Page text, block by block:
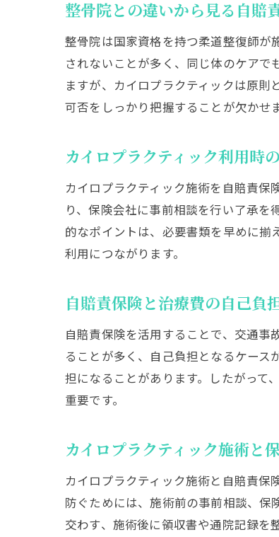
整骨院との違いから見る自賠
整骨院は国家資格を持つ柔道整復師が
されないことが多く、同じ体のケア
ますが、カイロプラクティックは原
可否をしっかり把握することが欠かせ
カイロプラクティック利用時
カイロプラクティック施術を自賠責
り、保険会社に事前相談を行い了承
的なポイントは、必要書類を早めに
利用につながります。
自賠責保険と治療費の自己負
自賠責保険を活用することで、交通
ることが多く、自己負担となるケー
担になることがあります。したがって
重要です。
カイロプラクティック施術と
カイロプラクティック施術と自賠責
防ぐためには、施術前の事前相談、保
交わす、施術後に領収書や通院記録を